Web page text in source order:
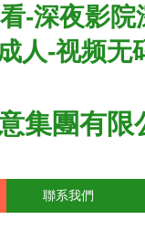
-深夜影
人-视频
集團有限
聯系我們